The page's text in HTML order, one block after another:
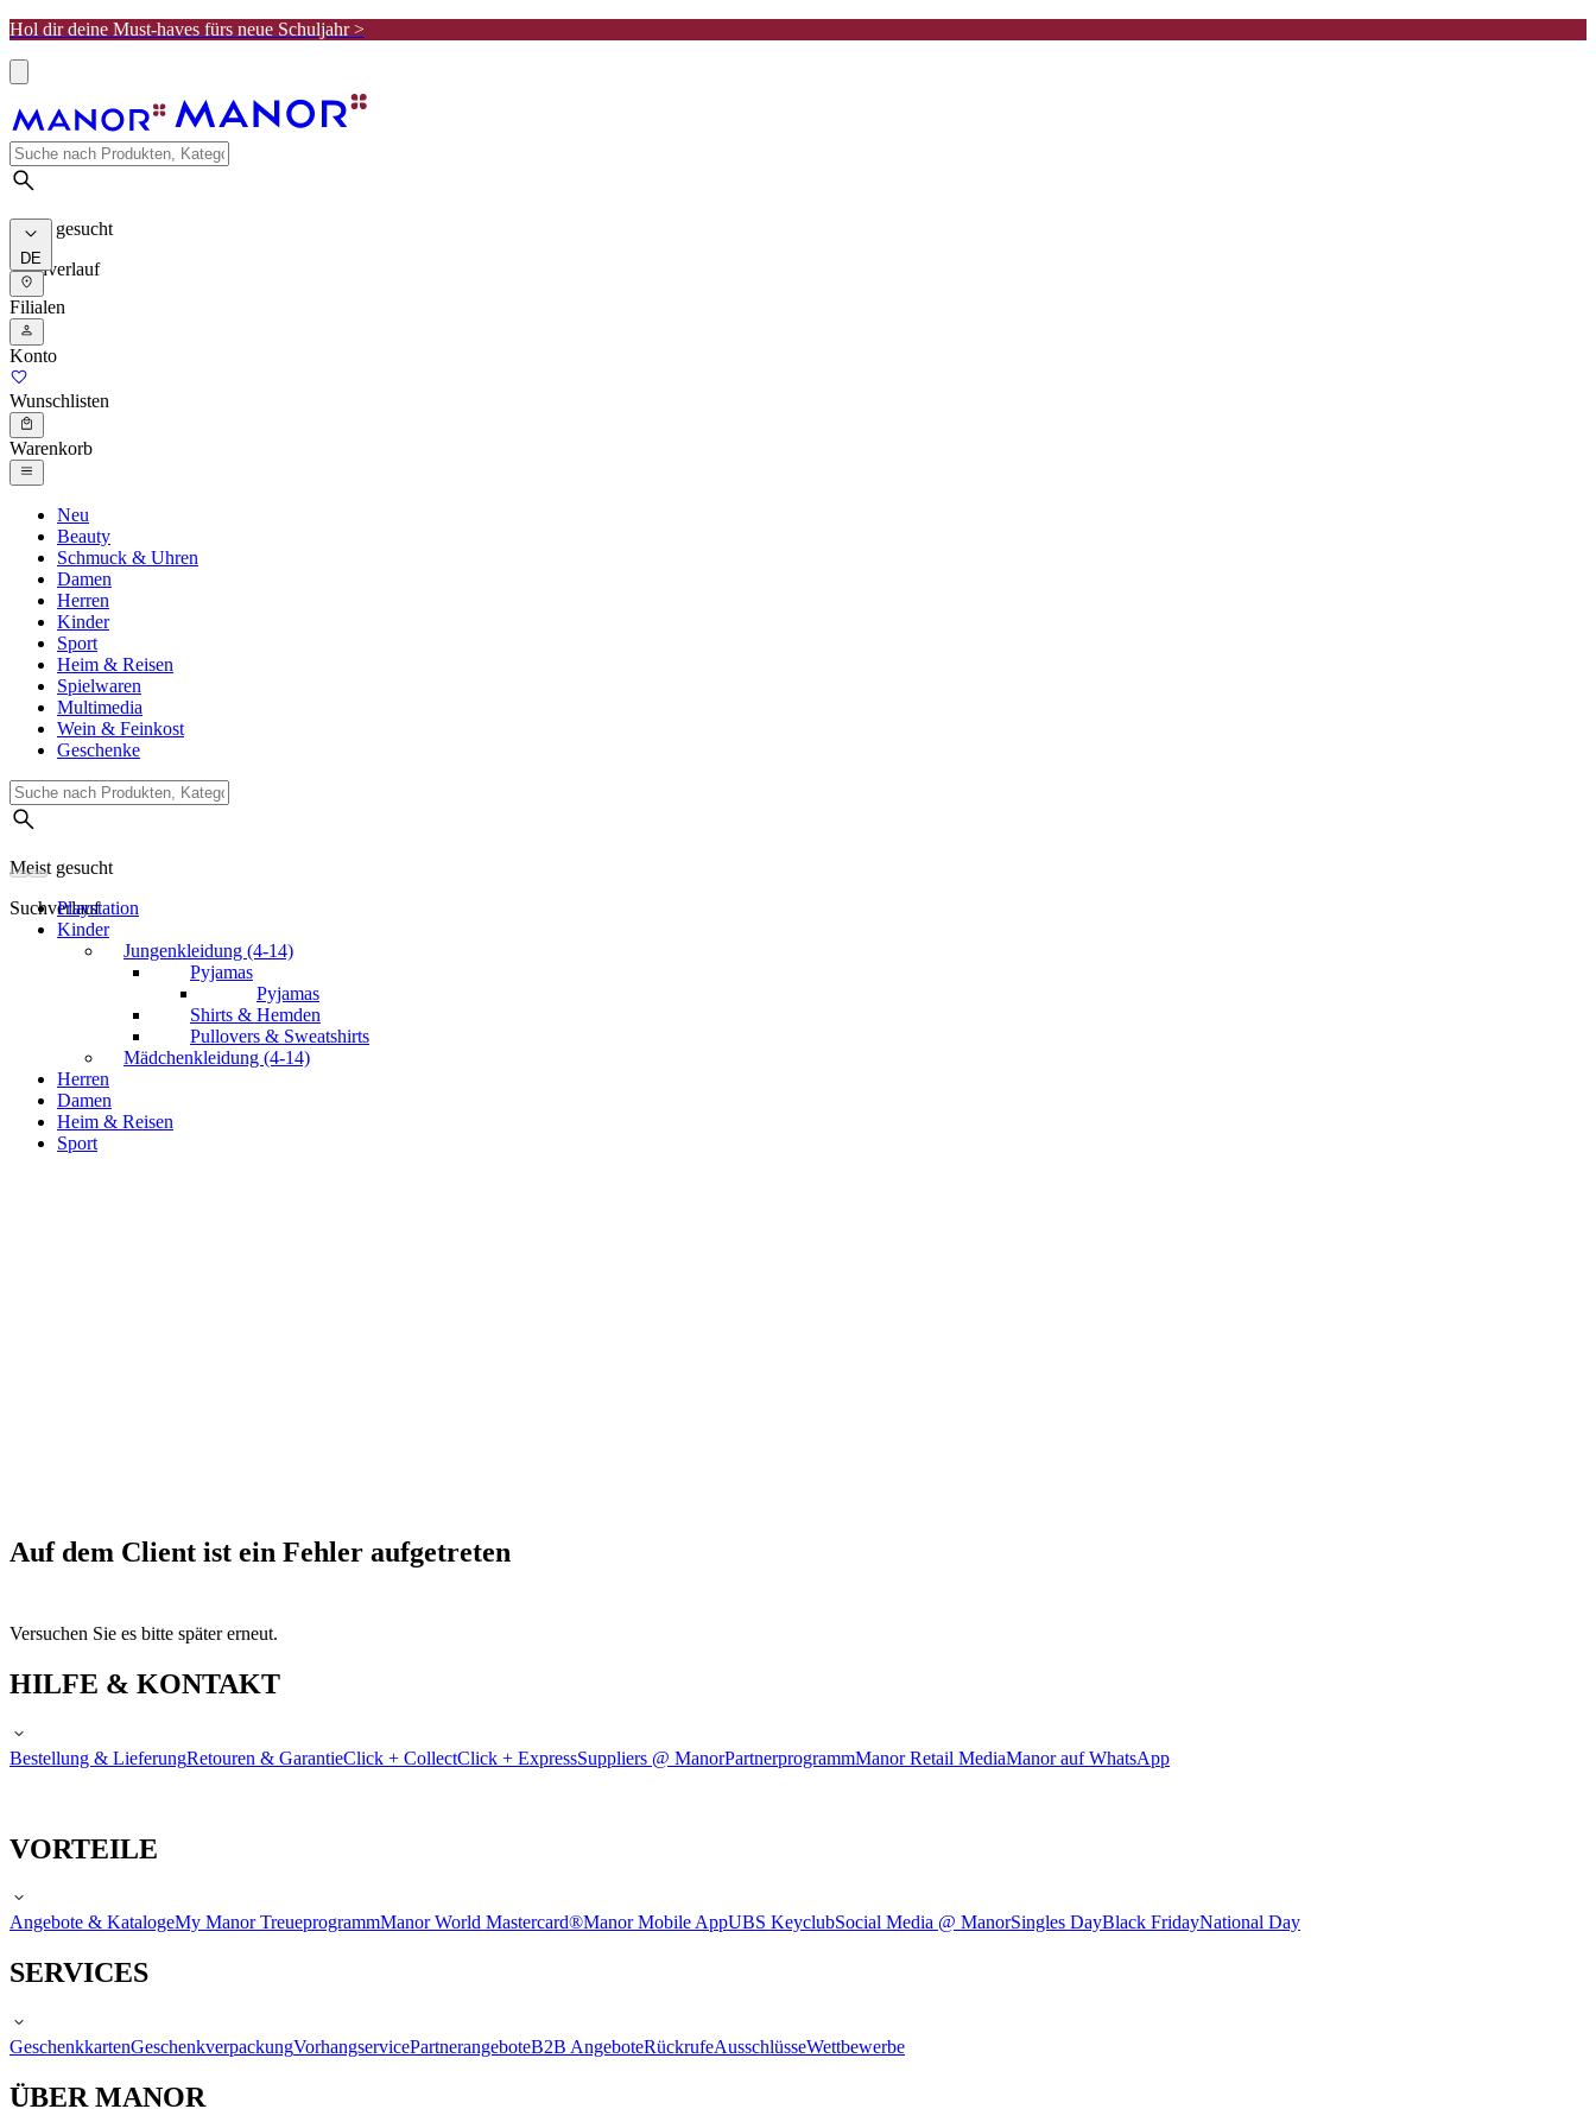
Hol dir deine Must-haves fürs neue Schuljahr >
Meist gesucht
Suchverlauf
DE
Filialen
Konto
Wunschlisten
Warenkorb
Neu
Beauty
Schmuck & Uhren
Damen
Herren
Kinder
Sport
Heim & Reisen
Spielwaren
Multimedia
Wein & Feinkost
Geschenke
Meist gesucht
SuchverlaufPlaystation
Kinder
Jungenkleidung (4-14)
Pyjamas
Pyjamas
Shirts & Hemden
Pullovers & Sweatshirts
Mädchenkleidung (4-14)
Herren
Damen
Heim & Reisen
Sport
Auf dem Client ist ein Fehler aufgetreten
Versuchen Sie es bitte später erneut.
HILFE & KONTAKT
Bestellung & LieferungRetouren & GarantieClick + CollectClick + ExpressSuppliers @ ManorPartnerprogrammManor Retail MediaManor auf WhatsApp
VORTEILE
Angebote & KatalogeMy Manor TreueprogrammManor World Mastercard®Manor Mobile AppUBS KeyclubSocial Media @ ManorSingles DayBlack FridayNational Day
SERVICES
GeschenkkartenGeschenkverpackungVorhangservicePartnerangeboteB2B AngeboteRückrufeAusschlüsseWettbewerbe
ÜBER MANOR